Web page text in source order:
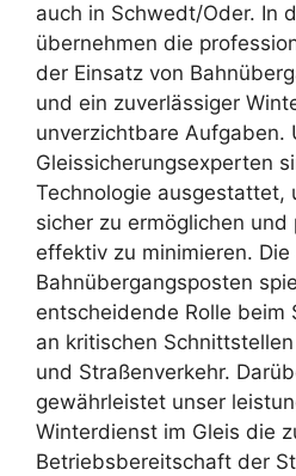
auch in Schwedt/Oder. In
übernehmen die
der Einsatz von
und ein zuverlässiger
unverzichtbare Aufgaben.
Gleissicherungsexperten
Technologie ausgestattet,
sicher zu ermöglichen
effektiv zu minimieren.
Bahnübergangsposten
entscheidende Rolle beim
an kritischen
und Straßenverkehr.
gewährleistet unser
Winterdienst im Gleis die
Betriebsbereitschaft der